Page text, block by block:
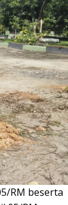
RM beserta